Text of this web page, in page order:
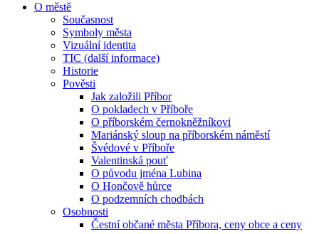
O městě
Současnost
Symboly města
Vizuální identita
TIC (další informace)
Historie
Pověsti
Jak založili Příbor
O pokladech v Příboře
O příborském černokněžníkovi
Mariánský sloup na příborském náměstí
Švédové v Příboře
Valentinská pouť
O původu jména Lubina
O Hončově hůrce
O podzemních chodbách
Osobnosti
Čestní občané města Příbora, ceny obce a ceny